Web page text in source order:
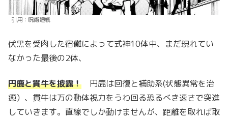
引用：呪術廻戦
伏黒を受肉した宿儺によって式神10体中、まだ現れてい
なかった最後の2体、
円鹿と貫牛を披露！ 円鹿は回復と補助系(状態異常を治
癒）、貫牛は万の動体視力をうわ回る恐るべき速さで突進
していきます。直線でしか動けませんが、距離を取れば取